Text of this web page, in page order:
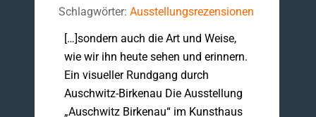
Schlagwörter: Ausstellungsrezensionen
[…]sondern auch die Art und Weise,
wie wir ihn heute sehen und erinnern.
Ein visueller Rundgang durch
Auschwitz-Birkenau Die Ausstellung
„Auschwitz Birkenau“ im Kunsthaus